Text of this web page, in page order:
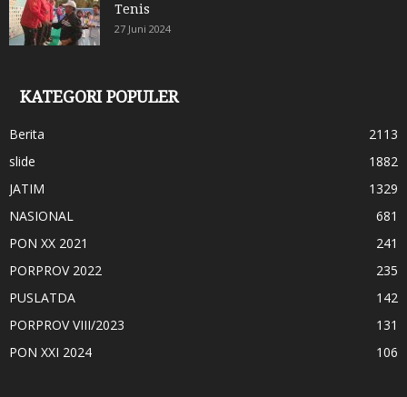
Tenis
27 Juni 2024
KATEGORI POPULER
Berita
2113
slide
1882
JATIM
1329
NASIONAL
681
PON XX 2021
241
PORPROV 2022
235
PUSLATDA
142
PORPROV VIII/2023
131
PON XXI 2024
106